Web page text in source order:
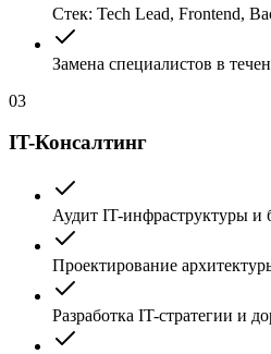
Стек: Tech Lead, Frontend,
Замена специалистов в
03
IT-Консалтинг
Аудит IT-инфраструктуры и
Проектирование
Разработка IT-стратегии и